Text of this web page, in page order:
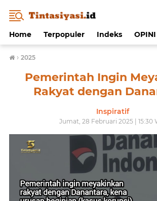
Home Terpopuler Indeks OPINI
› 2025
Pemerintah Ingin
Rakyat dengan
Inspiratif
Jumat, 28 Februari 2025 | 15:30